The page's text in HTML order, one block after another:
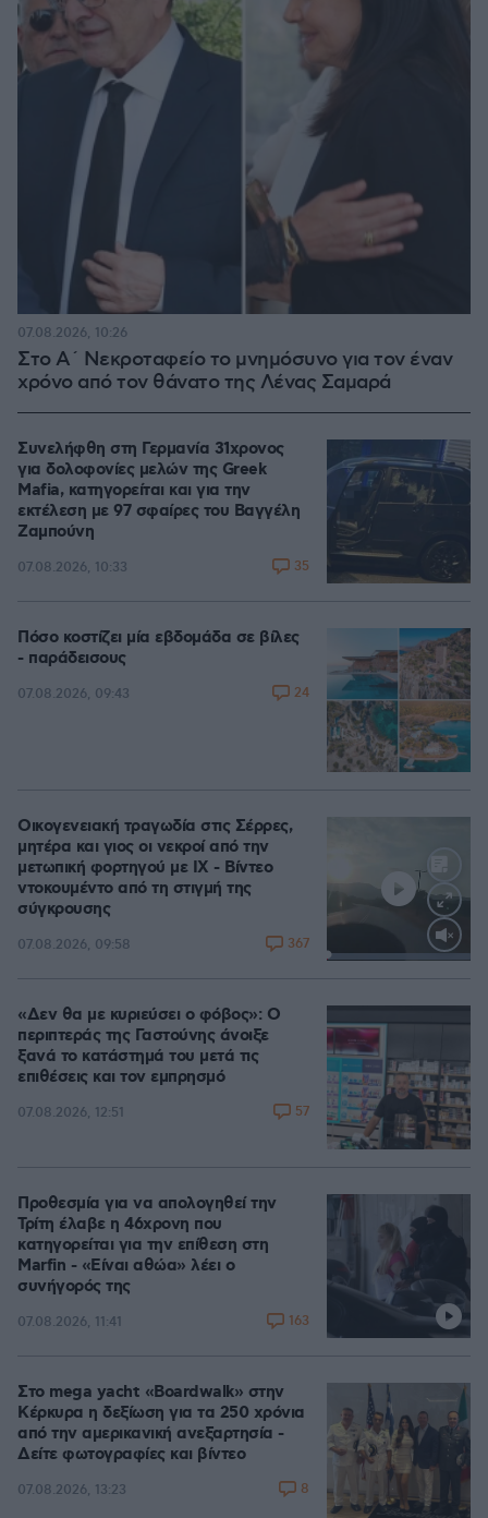
Στο Α΄ Νεκροταφείο το μνημόσυνο για τον έναν
χρόνο από τον θάνατο της Λένας Σαμαρά
07.08.2026, 10:26
Συνελήφθη στη Γερμανία 31χρονος
για δολοφονίες μελών της Greek
Mafia, κατηγορείται και για την
εκτέλεση με 97 σφαίρες του Βαγγέλη
Ζαμπούνη
07.08.2026, 10:33 35
Πόσο κοστίζει μία εβδομάδα σε βίλες
- παράδεισους
07.08.2026, 09:43 24
Loaded:
Οικογενειακή τραγωδία στις Σέρρες,
μητέρα και γιος οι νεκροί από την
μετωπική φορτηγού με ΙΧ - Βίντεο
ντοκουμέντο από τη στιγμή της
σύγκρουσης
07.08.2026, 09:58 367
«Δεν θα με κυριεύσει ο φόβος»: Ο
περιπτεράς της Γαστούνης άνοιξε
ξανά το κατάστημά του μετά τις
επιθέσεις και τον εμπρησμό
07.08.2026, 12:51 57
Προθεσμία για να απολογηθεί την
Τρίτη έλαβε η 46χρονη που
κατηγορείται για την επίθεση στη
Marfin - «Είναι αθώα» λέει ο
συνήγορός της
07.08.2026, 11:41 163
Στο mega yacht «Boardwalk» στην
Κέρκυρα η δεξίωση για τα 250 χρόνια
από την αμερικανική ανεξαρτησία -
Δείτε φωτογραφίες και βίντεο
07.08.2026, 13:23 8